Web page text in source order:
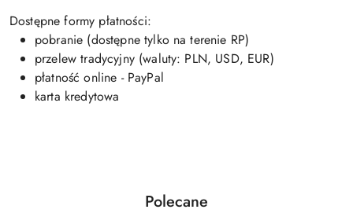
Dostępne formy płatności:
pobranie (dostępne tylko na terenie RP)
przelew tradycyjny (waluty: PLN, USD, EUR)
płatność online - PayPal
karta kredytowa
Pomiń karuzelę produktów
Produkty
Polecane